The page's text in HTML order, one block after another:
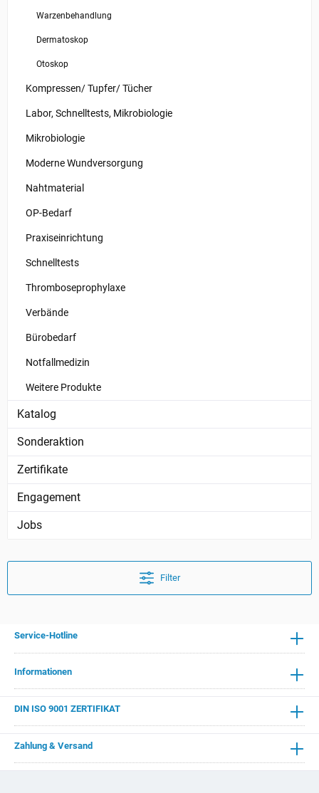
Warzenbehandlung
Dermatoskop
Otoskop
Kompressen/ Tupfer/ Tücher
Labor, Schnelltests, Mikrobiologie
Mikrobiologie
Moderne Wundversorgung
Nahtmaterial
OP-Bedarf
Praxiseinrichtung
Schnelltests
Thromboseprophylaxe
Verbände
Bürobedarf
Notfallmedizin
Weitere Produkte
Katalog
Sonderaktion
Zertifikate
Engagement
Jobs
Filter
Informationen
DIN ISO 9001 ZERTIFIKAT
Zahlung & Versand
Service-Hotline